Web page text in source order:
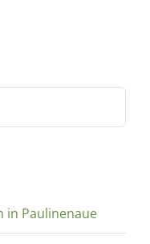
in Paulinenaue